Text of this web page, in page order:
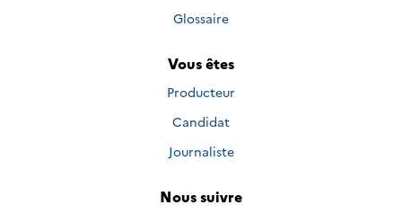
Glossaire
Vous êtes
Producteur
Candidat
Journaliste
Nous suivre